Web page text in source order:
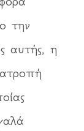
την
αυτής, η